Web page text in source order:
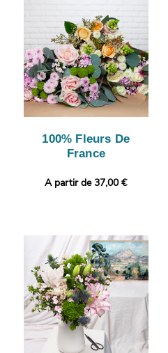
100% Fleurs De
France
A partir de 37,00 €